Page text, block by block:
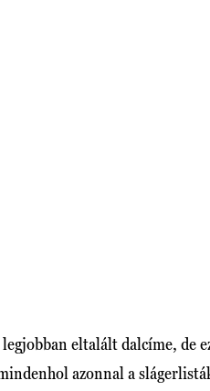
eltalált dalcíme, de
azonnal a